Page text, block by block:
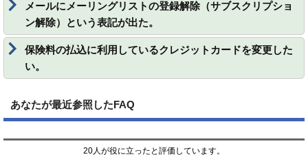
メールにメーリングリストの登録解除（サブスクリプショ
ン解除）という表記が出た。
保険料の払込に利用しているクレジットカードを変更した
い。
あなたが最近参照したFAQ
20人が役に立ったと評価しています。